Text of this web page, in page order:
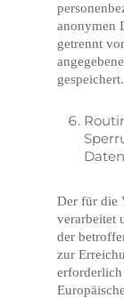
anonymen
getrennt
gespeichert.
Daten
Der für die
verarbeitet
der
zur
erforderlich